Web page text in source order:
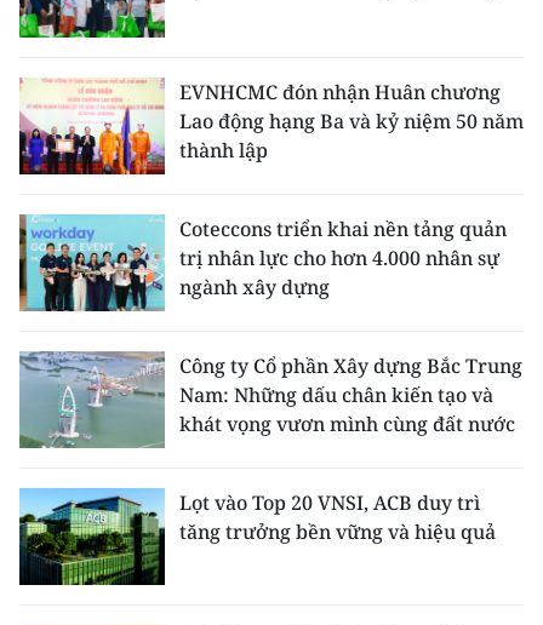
EVNHCMC đón nhận Huân chương
Lao động hạng Ba và kỷ niệm 50 năm
thành lập
Coteccons triển khai nền tảng quản
trị nhân lực cho hơn 4.000 nhân sự
ngành xây dựng
Công ty Cổ phần Xây dựng Bắc Trung
Nam: Những dấu chân kiến tạo và
khát vọng vươn mình cùng đất nước
Lọt vào Top 20 VNSI, ACB duy trì
tăng trưởng bền vững và hiệu quả